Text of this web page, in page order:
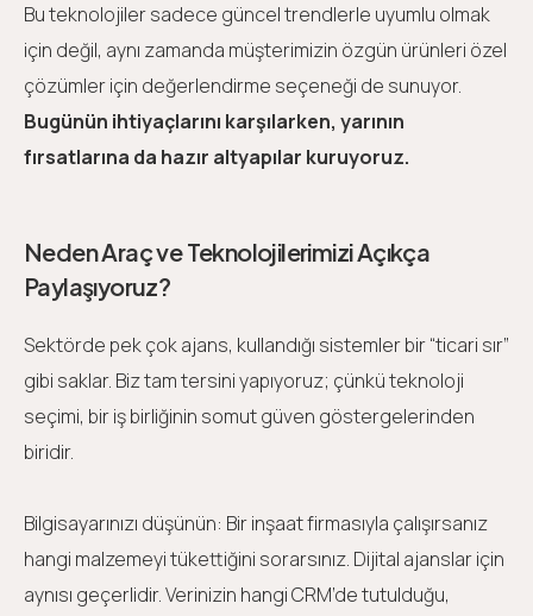
Bu teknolojiler sadece güncel trendlerle uyumlu olmak
için değil, aynı zamanda müşterimizin özgün ürünleri özel
çözümler için değerlendirme seçeneği de sunuyor.
Bugünün ihtiyaçlarını karşılarken, yarının
fırsatlarına da hazır altyapılar kuruyoruz.
Neden Araç ve Teknolojilerimizi Açıkça
Paylaşıyoruz?
Sektörde pek çok ajans, kullandığı sistemler bir “ticari sır”
gibi saklar. Biz tam tersini yapıyoruz; çünkü teknoloji
seçimi, bir iş birliğinin somut güven göstergelerinden
biridir.
Bilgisayarınızı düşünün: Bir inşaat firmasıyla çalışırsanız
hangi malzemeyi tükettiğini sorarsınız. Dijital ajanslar için
aynısı geçerlidir. Verinizin hangi CRM’de tutulduğu,